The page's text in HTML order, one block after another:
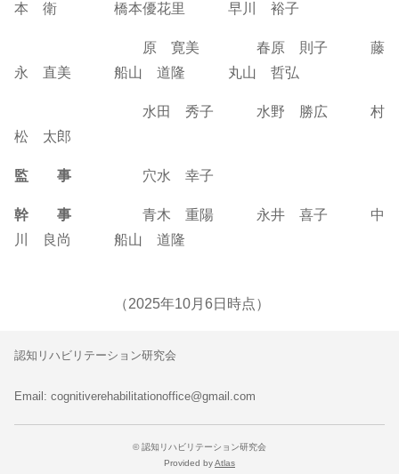
本 衛 橋本優花里 早川 裕子
原 寛美 春原 則子 藤
永 直美 船山 道隆 丸山 哲弘
水田 秀子 水野 勝広 村
松 太郎
監 事 穴水 幸子
幹 事 青木 重陽 永井 喜子 中
川 良尚 船山 道隆
（2025年10月6日時点）
認知リハビリテーション研究会
Email: cognitiverehabilitationoffice@gmail.com
© 認知リハビリテーション研究会
Provided byAtlas